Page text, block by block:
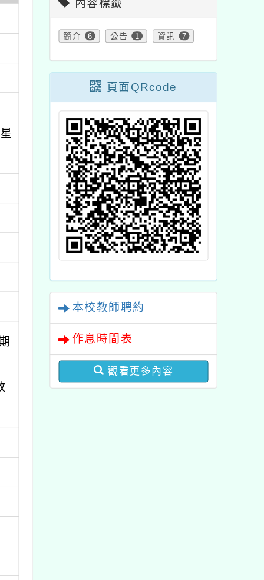
內容標籤
簡介 6 公告 1 資訊 7
頁面QRcode
本校教師聘約
作息時間表
觀看更多內容